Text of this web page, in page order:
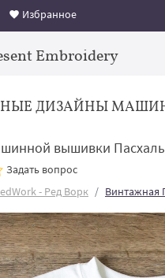
Избранное
Embroidery
ДИЗАЙНЫ
вышивки
Задать вопрос
- Ред Ворк Винтажная